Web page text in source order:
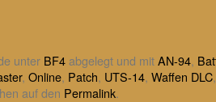
unter BF4abgelegt und mitAN-94,
, Online, Patch, UTS-14, Waffen DLC
auf den Permalink.